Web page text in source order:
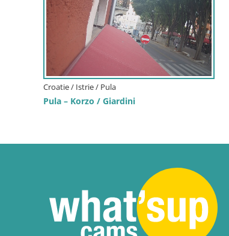
Croatie / Istrie / Pula
Pula – Korzo / Giardini